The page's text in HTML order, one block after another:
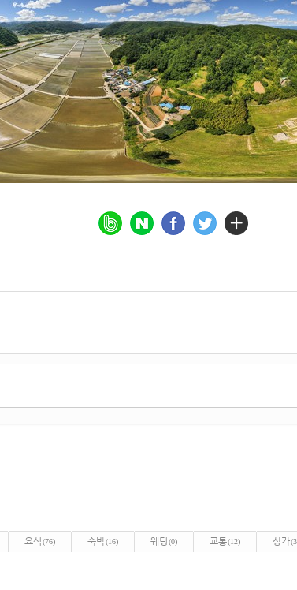
요식(76) 숙박(16) 웨딩(0) 교통(12) 상가